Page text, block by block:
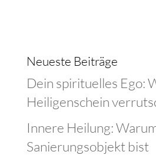
Neueste Beiträge
Dein spirituelles Ego:
Heiligenschein
Innere Heilung:
Sanierungsobjekt bist